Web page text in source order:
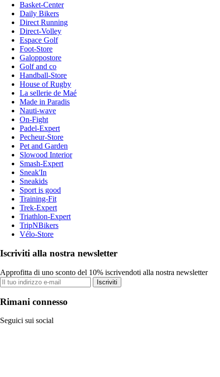
Basket-Center
Daily Bikers
Direct Running
Direct-Volley
Espace Golf
Foot-Store
Galoppostore
Golf and co
Handball-Store
House of Rugby
La sellerie de Maé
Made in Paradis
Nauti-wave
On-Fight
Padel-Expert
Pecheur-Store
Pet and Garden
Slowood Interior
Smash-Expert
Sneak'In
Sneakids
Sport is good
Training-Fit
Trek-Expert
Triathlon-Expert
TripNBikers
Vélo-Store
Iscriviti alla nostra newsletter
Approfitta di uno sconto del 10% iscrivendoti alla nostra newsletter
Iscriviti
Rimani connesso
Seguici sui social